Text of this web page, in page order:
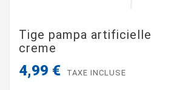
Tige pampa artificielle
creme
4,99 € TAXE INCLUSE